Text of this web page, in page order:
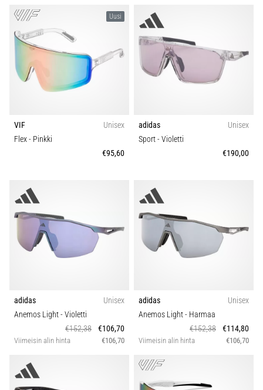
Uusi
VIF
Unisex
Flex- Pinkki
€95,60
adidas
Unisex
Sport- Violetti
€190,00
adidas
Unisex
Anemos Light- Violetti
€152,38
€106,70
Viimeisin alin hinta €106,70
adidas
Unisex
Anemos Light- Harmaa
€152,38
€114,80
Viimeisin alin hinta €106,70